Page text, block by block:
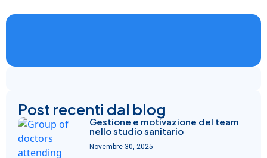
Post recenti dal blog
Gestione e motivazione del team
nello studio sanitario
Novembre 30, 2025